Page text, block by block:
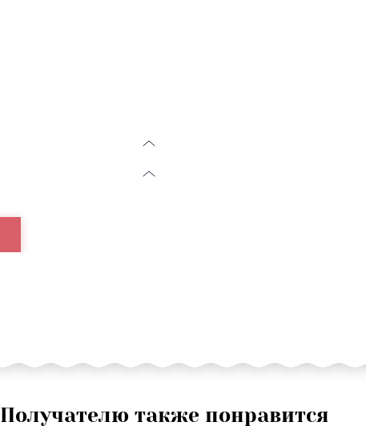
Получателю также понравится